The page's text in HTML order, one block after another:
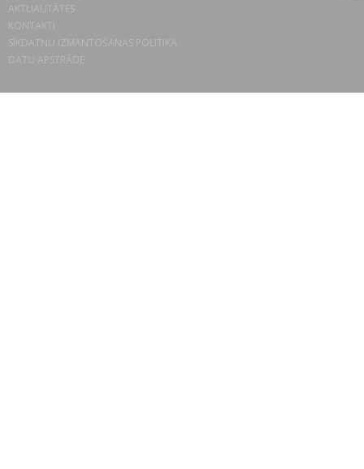
AKTUALITĀTES
KONTAKTI
SĪKDATŅU IZMANTOŠANAS POLITIKA
DATU APSTRĀDE